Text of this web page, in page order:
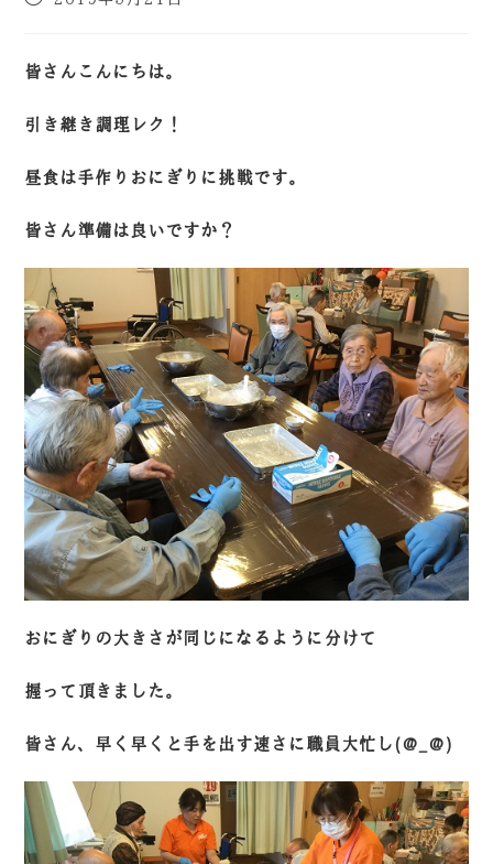
皆さんこんにちは。
引き継き調理レク！
昼食は手作りおにぎりに挑戦です。
皆さん準備は良いですか？
おにぎりの大きさが同じになるように分けて
握って頂きました。
皆さん、早く早くと手を出す速さに職員大忙し(@_@)